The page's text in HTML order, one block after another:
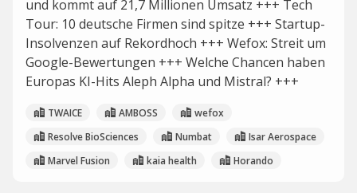
und kommt auf 21,7 Millionen Umsatz +++ Tech
Tour: 10 deutsche Firmen sind spitze +++ Startup-
Insolvenzen auf Rekordhoch +++ Wefox: Streit um
Google-Bewertungen +++ Welche Chancen haben
Europas KI-Hits Aleph Alpha und Mistral? +++
TWAICE AMBOSS
wefox
Resolve BioSciences
Numbat
Isar Aerospace
Marvel Fusion
kaia health Horando